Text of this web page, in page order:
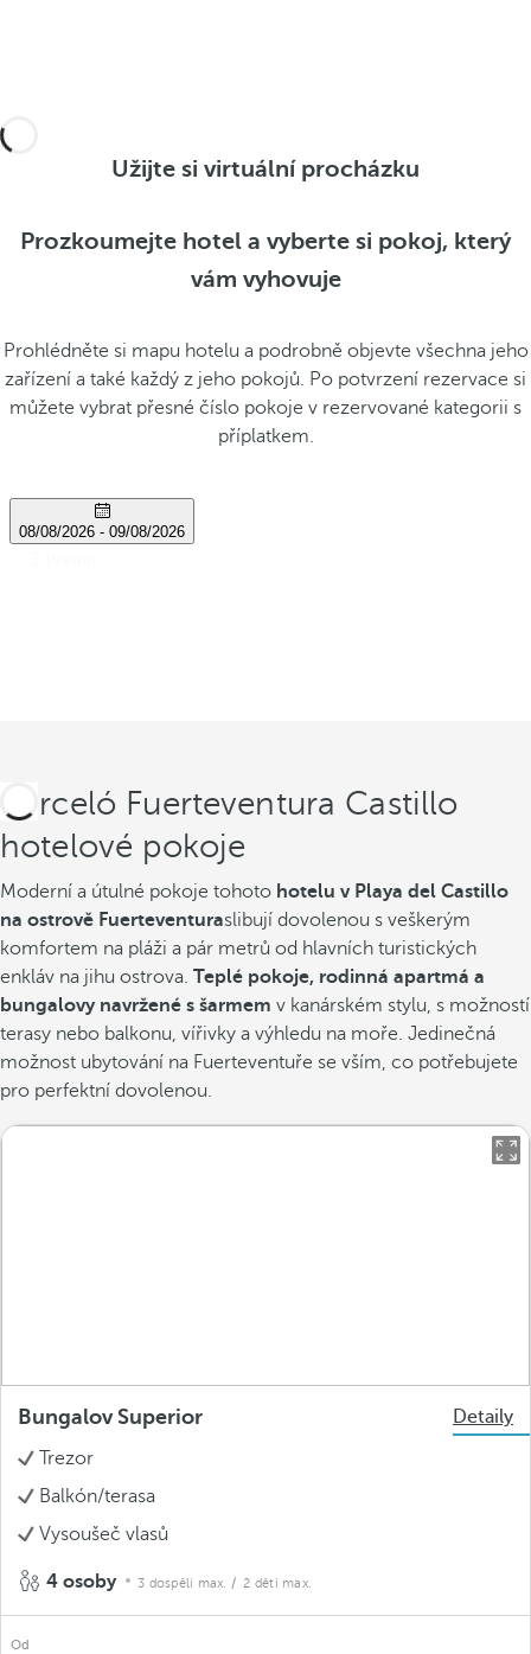
Užijte si virtuální procházku
Prozkoumejte hotel a vyberte si pokoj, který
vám vyhovuje
Prohlédněte si mapu hotelu a podrobně objevte všechna jeho
zařízení a také každý z jeho pokojů. Po potvrzení rezervace si
můžete vybrat přesné číslo pokoje v rezervované kategorii s
příplatkem.
Barceló Fuerteventura Castillo
hotelové pokoje
Moderní a útulné pokoje tohoto hotelu v Playa del Castillo
na ostrově Fuerteventuraslibují dovolenou s veškerým
komfortem na pláži a pár metrů od hlavních turistických
enkláv na jihu ostrova. Teplé pokoje, rodinná apartmá a
bungalovy navržené s šarmem v kanárském stylu, s možností
terasy nebo balkonu, vířivky a výhledu na moře. Jedinečná
možnost ubytování na Fuerteventuře se vším, co potřebujete
pro perfektní dovolenou.
Bungalov Superior
Detaily
Trezor
Balkón/terasa
Vysoušeč vlasů
4 osoby 3 dospělí max. / 2 děti max.
Od